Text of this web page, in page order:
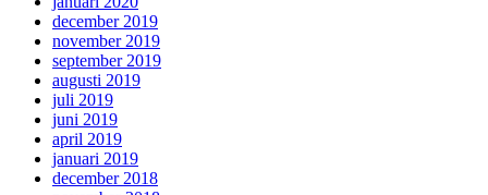
december 2019
november 2019
september 2019
augusti 2019
juli 2019
juni 2019
april 2019
januari 2019
december 2018